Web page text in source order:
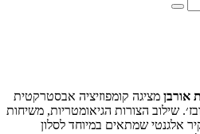
אורבן מציגה קומפוזיציה אבסטרקטית
שילוב הצורות הגיאומטריות, משיחות
אלגנטי שמתאים במיוחד לסלון